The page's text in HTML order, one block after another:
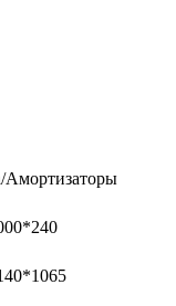
Амортизаторы